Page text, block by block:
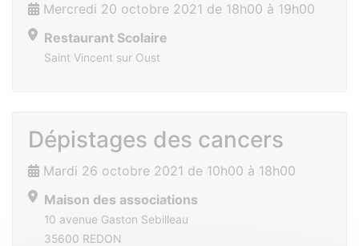
Mercredi 20 octobre 2021 de 18h00 à 19h00
Restaurant Scolaire
Saint Vincent sur Oust
Dépistages des cancers
Mardi 26 octobre 2021 de 10h00 à 18h00
Maison des associations
10 avenue Gaston Sebilleau
35600 REDON